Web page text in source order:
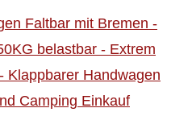
Faltbar mit Bremen -
belastbar - Extrem
Klappbarer Handwagen
Camping Einkauf